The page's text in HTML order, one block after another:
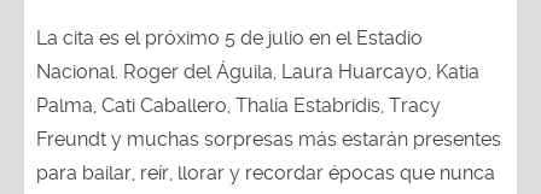
La cita es el próximo 5 de julio en el Estadio
Nacional. Roger del Águila, Laura Huarcayo, Katia
Palma, Cati Caballero, Thalía Estabridis, Tracy
Freundt y muchas sorpresas más estarán presentes
para bailar, reír, llorar y recordar épocas que nunca